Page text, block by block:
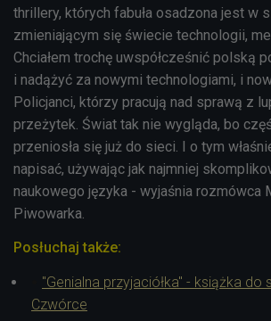
thrillery, których fabuła osadzona jest w
zmieniającym się świecie technologii,
Chciałem trochę uwspółcześnić polską
i nadążyć za nowymi technologiami, i
Policjanci, którzy pracują nad sprawą z
przeżytek. Świat tak nie wygląda, bo
przeniosła się już do sieci. I o tym
napisać, używając jak najmniej
naukowego języka - wyjaśnia rozmówca
Piwowarka.
Posłuchaj także:
"Genialna przyjaciółka" - książka do
Czwórce